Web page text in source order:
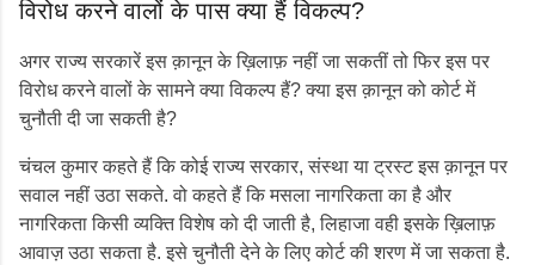
विरोध करने वालों के पास क्या हैं विकल्प?
अगर राज्य सरकारें इस क़ानून के ख़िलाफ़ नहीं जा सकतीं तो फिर इस पर
विरोध करने वालों के सामने क्या विकल्प हैं? क्या इस क़ानून को कोर्ट में
चुनौती दी जा सकती है?
चंचल कुमार कहते हैं कि कोई राज्य सरकार, संस्था या ट्रस्ट इस क़ानून पर
सवाल नहीं उठा सकते. वो कहते हैं कि मसला नागरिकता का है और
नागरिकता किसी व्यक्ति विशेष को दी जाती है, लिहाजा वही इसके ख़िलाफ़
आवाज़ उठा सकता है. इसे चुनौती देने के लिए कोर्ट की शरण में जा सकता है.